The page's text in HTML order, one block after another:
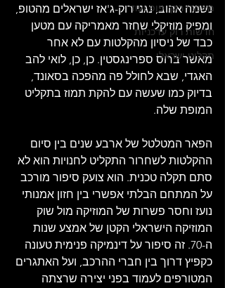
מאמרי רוק, פופ ועוד
חדשות רוק עדכניות
תקליט ישראלי
נשמה אהוב, נגני רוק-ג'אז ישראלים מהטופ,
ומפיק מוזיקלי שחזר מאמריקה עם מטען
כבד של ניסיון מהקלטות עם לא אחר
מאשר ברוס ספרינגסטין. כן, כן, לואי להב
האגדי, שבא לחולל פה מהפכה בסאונד,
בדיוק כמו שעשה עם להקת תמוז בתקליט
המופת שלה.
הפאר המטלטל של ארבע שנים בין סיום
ההקלטות לשחרור התקליט לחנויות הוא לא
סתם תקלה טכנית. הוא צועק סיפור מורכב
על המתחם הבלתי אפשרי בין חזון אמנותי
נועז וחסר פשרות של המוזיקה מול שוק
המוזיקה הישראלי הקטן של אמצע שנות
ה-70. זה סיפור על דינמיקה פנימית טעונה
כקפיץ דרוך בין חברי ההרכב, ועל האתגרים
המטורפים לעמוד בפני יצירה שרצתה